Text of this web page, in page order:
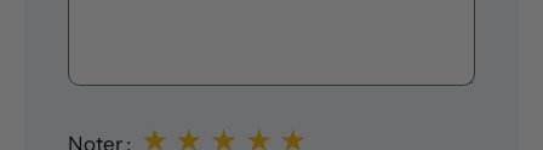
Noter : ★
★
★
★
★